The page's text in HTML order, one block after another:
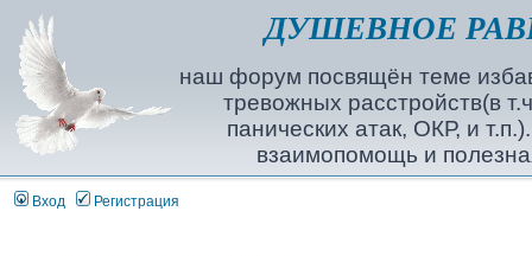
ДУШЕВНОЕ
наш форум посвящён теме
тревожных расстройств(в
панических атак, ОКР, и
взаимопомощь и
Вход Регистрация